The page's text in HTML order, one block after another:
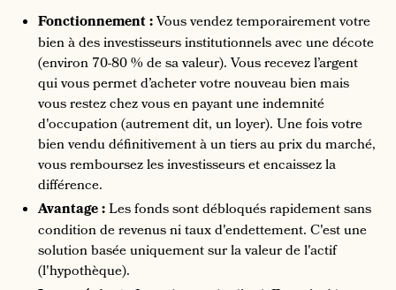
Fonctionnement :Vous vendez temporairement votre
bien à des investisseurs institutionnels avec une décote
(environ 70-80 % de sa valeur). Vous recevez l’argent
qui vous permet d’acheter votre nouveau bien mais
vous restez chez vous en payant une indemnité
d'occupation (autrement dit, un loyer). Une fois votre
bien vendu définitivement à un tiers au prix du marché,
vous remboursez les investisseurs et encaissez la
différence.
Avantage :Les fonds sont débloqués rapidement sans
condition de revenus ni taux d'endettement. C'est une
solution basée uniquement sur la valeur de l'actif
(l'hypothèque).